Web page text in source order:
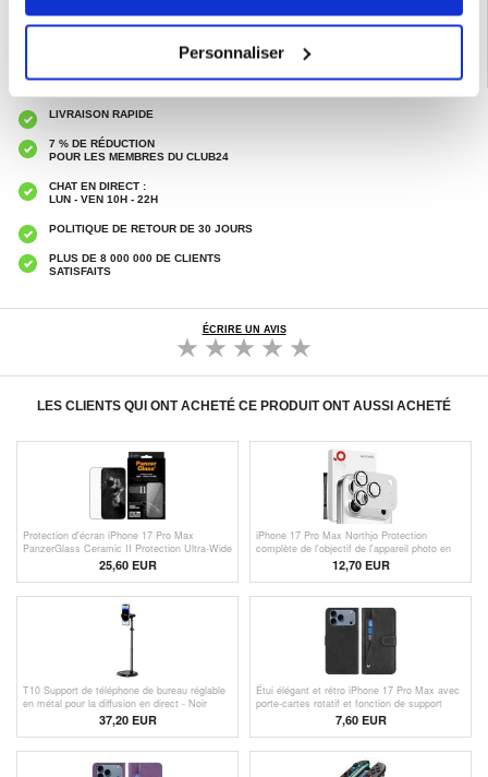
Personnaliser
LIVRAISON RAPIDE
7 % DE RÉDUCTION
POUR LES MEMBRES DU CLUB24
CHAT EN DIRECT :
LUN - VEN 10H - 22H
POLITIQUE DE RETOUR DE 30 JOURS
PLUS DE 8 000 000 DE CLIENTS
SATISFAITS
ÉCRIRE UN AVIS
LES CLIENTS QUI ONT ACHETÉ CE PRODUIT ONT AUSSI ACHETÉ
Protection d'écran iPhone 17 Pro Max
PanzerGlass Ceramic II Protection Ultra-Wide
Fit EasyAligner - 9H - Bord noir
25,60 EUR
iPhone 17 Pro Max Northjo Protection
complète de l'objectif de l'appareil photo en
métal mat et verre trempé - Argent
12,70 EUR
T10 Support de téléphone de bureau réglable
en métal pour la diffusion en direct - Noir
37,20 EUR
Étui élégant et rétro iPhone 17 Pro Max avec
porte-cartes rotatif et fonction de support
7,60EUR